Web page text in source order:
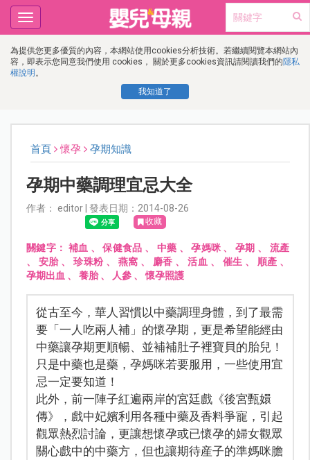
為提供您更多優質的內容，本網站使用cookies分析技術。若繼續閱覽本網站內
容，即表示您同意我們使用 cookies， 關於更多cookies資訊請閱讀我們的隱私
權說明 。
我知道了
Toggle
navigation
首頁 懷孕 孕期知識
孕期中藥調理宜忌大全
作者： editor | 發表日期：2014-08-26
收藏
關鍵字： 補血 、保健食品 、 中藥 、孕媽咪 、孕期 、 流產
、 安胎、珍珠粉、 燕窩 、 麝香 、活血 、 催生 、 順產 、
孕期出血 、 養胎、 人參、懷孕照護
從古至今，華人習慣以中藥調理身體，到了最需
要「一人吃兩人補」的懷孕期，更是希望能經由
中藥讓孕期更順暢、並補補肚子裡寶貝的胎兒！
只是中藥也是藥，孕媽咪若要服用，一些使用宜
忌一定要知道！
此外，前一陣子紅遍兩岸的宮廷戲《後宮甄嬛
傳》，戲中妃嬪利用各種中藥及香料爭寵，引起
觀眾熱烈討論，更讓想懷孕或已懷孕的婦女觀眾
關心戲中的中藥方，但也讓期待産子的準媽咪膽